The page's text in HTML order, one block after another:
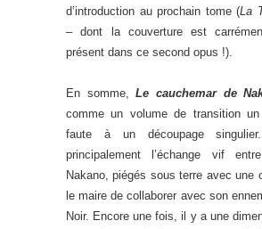
d’introduction au prochain tome (La
– dont la couverture est
présent dans ce second opus !).
En somme,Le cauchemar de
comme un volume de transition un
faute à un découpage
principalement l’échange vif
Nakano, piégés sous terre avec une
le maire de collaborer avec son
Noir. Encore une fois, il y a une